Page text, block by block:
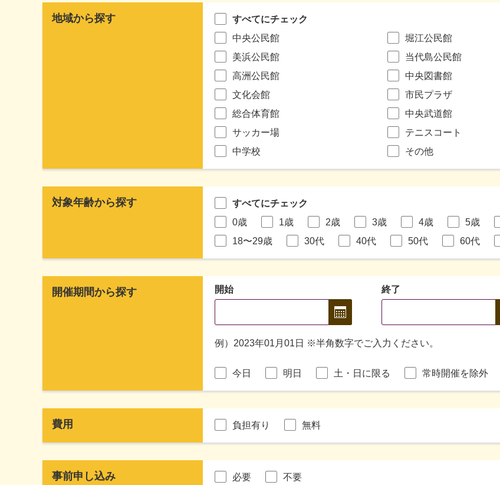
地域から探す
すべてにチェック
中央公民館
堀江公民館
美浜公民館
当代島公民館
高洲公民館
中央図書館
文化会館
市民プラザ
総合体育館
中央武道館
サッカー場
テニスコート
中学校
その他
対象年齢から探す
すべてにチェック
0歳
1歳 2歳 3歳 4歳 5歳
18〜29歳
30代 40代 50代 60代
開催期間から探す 開始 終了
例）2023年01月01日 ※半角数字でご入力ください。
今日 明日 土・日に限る 常時開催を除外
費用 負担有り 無料
事前申し込み 必要 不要